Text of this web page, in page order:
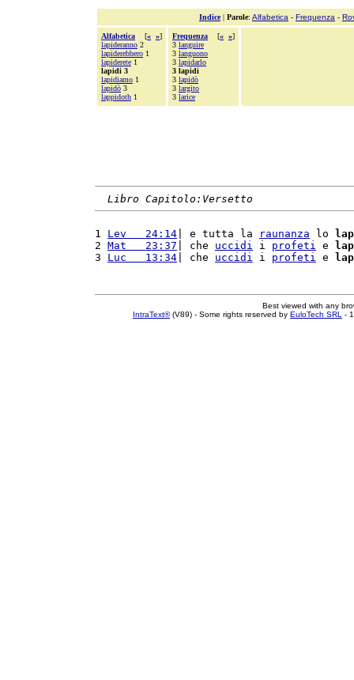
Indice| Parole: Alfabetica - Frequenza -
Alfabetica [« »]
lapideranno 2
lapiderebbero 1
lapiderete 1
lapidi 3
lapidiamo 1
lapidò 3
lappidoth 1
Frequenza [« »]
3 languire
3 languono
3 lapidarlo
3 lapidi
3 lapidò
3 largito
3 larice
Libro Capitolo:Versetto
1 Lev   24:14 | e tutta la raunanza lo
2 Mat   23:37 | che uccidi i profeti e
3 Luc   13:34 | che uccidi i profeti e
Best viewed with any
IntraText®(V89) - Some rights reserved by EuloTech SRL -